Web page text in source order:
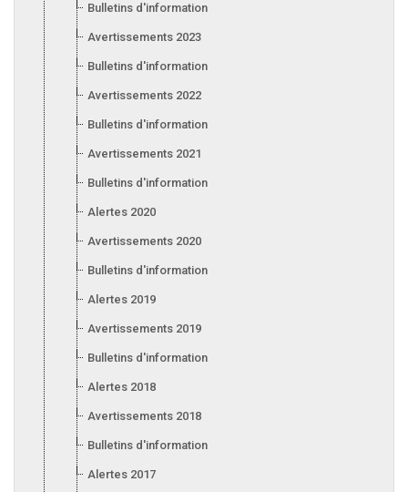
Bulletins d'information 2024
Avertissements 2023
Bulletins d'information 2023
Avertissements 2022
Bulletins d'information 2022
Avertissements 2021
Bulletins d'information 2021
Alertes 2020
Avertissements 2020
Bulletins d'information 2020
Alertes 2019
Avertissements 2019
Bulletins d'information 2019
Alertes 2018
Avertissements 2018
Bulletins d'information 2018
Alertes 2017